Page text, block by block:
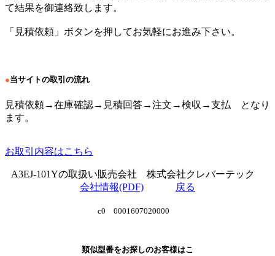
て結果を御連絡致します。
「見積依頼」ボタンを押してお気軽にお進み下さい。
●当サイトの取引の流れ
見積依頼→在庫確認→見積回答→注文→検収→支払 となり
ます。
お取引内容はこちら
A3EJ-101Yの取扱い販売会社 株式会社クレバーテック
会社情報(PDF)
戻る
c0 0001607020000
類似型番をお探しのお客様はこ